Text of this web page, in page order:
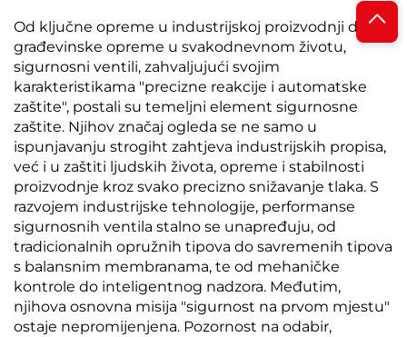
Od ključne opreme u industrijskoj proizvodnji do
građevinske opreme u svakodnevnom životu,
sigurnosni ventili, zahvaljujući svojim
karakteristikama "precizne reakcije i automatske
zaštite", postali su temeljni element sigurnosne
zaštite. Njihov značaj ogleda se ne samo u
ispunjavanju strogiht zahtjeva industrijskih propisa,
već i u zaštiti ljudskih života, opreme i stabilnosti
proizvodnje kroz svako precizno snižavanje tlaka. S
razvojem industrijske tehnologije, performanse
sigurnosnih ventila stalno se unapređuju, od
tradicionalnih opružnih tipova do savremenih tipova
s balansnim membranama, te od mehaničke
kontrole do inteligentnog nadzora. Međutim,
njihova osnovna misija "sigurnost na prvom mjestu"
ostaje nepromijenjena. Pozornost na odabir,